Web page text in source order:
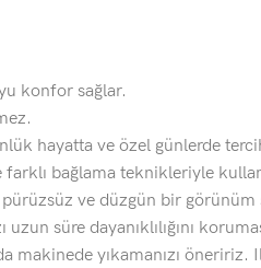
konfor sağlar.
hayatta ve özel günlerde
bağlama teknikleriyle
ve düzgün bir görünüm
uzun süre dayanıklılığını
makinede yıkamanızı öneririz.